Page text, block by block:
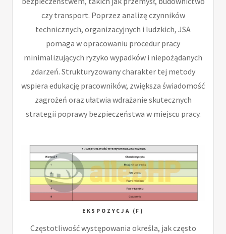
czy transport. Poprzez analizę czynników
technicznych, organizacyjnych i ludzkich, JSA
pomaga w opracowaniu procedur pracy
minimalizujących ryzyko wypadków i niepożądanych
zdarzeń. Strukturyzowany charakter tej metody
wspiera edukację pracowników, zwiększa świadomość
zagrożeń oraz ułatwia wdrażanie skutecznych
strategii poprawy bezpieczeństwa w miejscu pracy.
EKSPOZYCJA (F)
Częstotliwość występowania określa, jak często